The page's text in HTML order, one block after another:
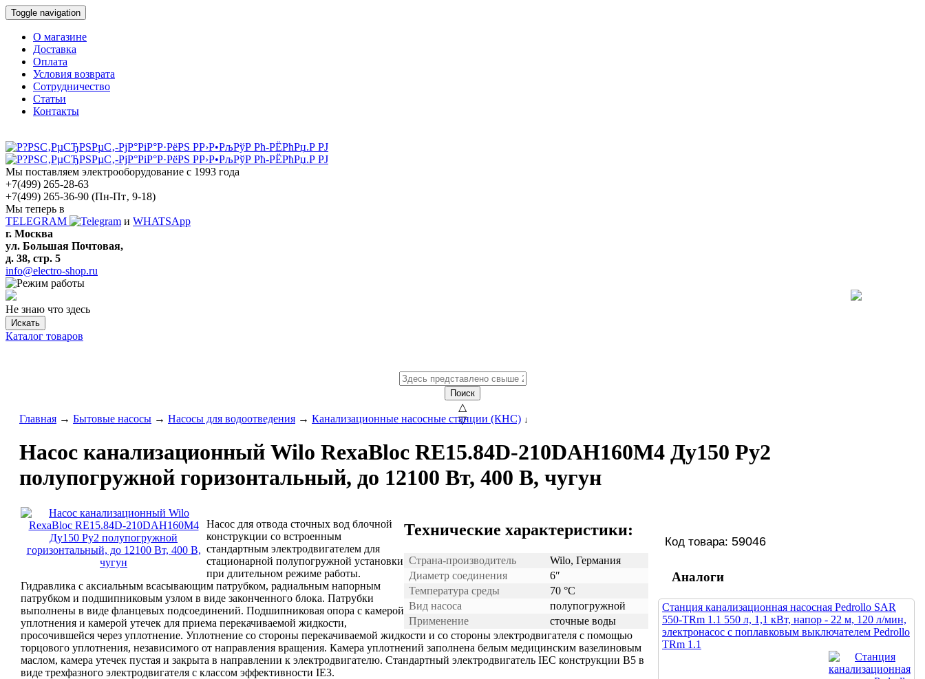
Toggle navigation
О магазине
Доставка
Оплата
Условия возврата
Сотрудничество
Статьи
Контакты
Мы поставляем электрооборудование с 1993 года
+7(499) 265-28-63
+7(499) 265-36-90 (Пн-Пт‚ 9-18)
Мы теперь в
TELEGRAM
и WHATSApp
г. Москва
ул. Большая Почтовая,
д. 38, стр. 5
info@electro-shop.ru
Не знаю что здесь
Искать
Каталог товаров
Поиск
△
▽
Главная → Бытовые насосы → Насосы для водоотведения → Канализационные насосные станции (КНС) ↓
Насос канализационный Wilo RexaBloc RE15.84D-210DAH160M4 Ду150 Ру2
полупогружной горизонтальный, до 12100 Вт, 400 В, чугун
Технические характеристики:
Страна-производитель
Wilo, Германия
Диаметр соединения
6″
Температура среды
70 °С
Вид насоса
полупогружной
Применение
сточные воды
Насос для отвода сточных вод блочной
конструкции со встроенным
стандартным электродвигателем для
стационарной полупогружной установки
при длительном режиме работы.
Гидравлика с аксиальным всасывающим патрубком, радиальным напорным
патрубком и подшипниковым узлом в виде законченного блока. Патрубки
выполнены в виде фланцевых подсоединений. Подшипниковая опора с камерой
уплотнения и камерой утечек для приема перекачиваемой жидкости,
просочившейся через уплотнение. Уплотнение со стороны перекачиваемой жидкости и со стороны электродвигателя с помощью
торцового уплотнения, независимого от направления вращения. Камера уплотнений заполнена белым медицинским вазелиновым
маслом, камера утечек пустая и закрыта в направлении к электродвигателю. Стандартный электродвигатель IEC конструкции B5 в
виде трехфазного электродвигателя с классом эффективности IE3.
Код товара: 59046
Аналоги
Станция канализационная насосная Pedrollo SAR
550-TRm 1.1 550 л, 1,1 кВт, напор - 22 м, 120 л/мин,
электронасос с поплавковым выключателем Pedrollo
TRm 1.1